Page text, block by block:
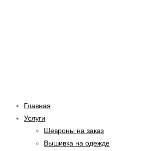
Главная
Услуги
Шевроны на заказ
Вышивка на одежде